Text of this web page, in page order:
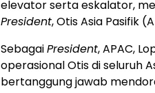
elevator serta eskalator,
President, Otis Asia Pasifik
SebagaiPresident, APAC,
operasional Otis di seluruh
bertanggung jawab